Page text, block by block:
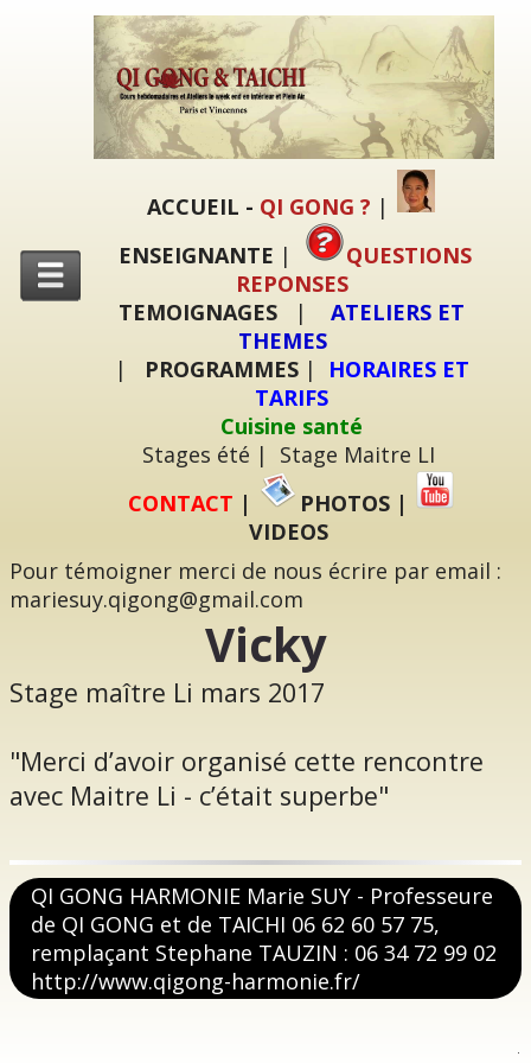
ACCUEIL - QI GONG ? |
ENSEIGNANTE |
QUESTIONS
REPONSES
TEMOIGNAGES |
ATELIERS ET
THEMES
|
PROGRAMMES|
HORAIRES ET
TARIFS
Cuisine santé
Stages été | Stage Maitre LI
CONTACT | PHOTOS|
VIDEOS
Pour témoigner merci de nous écrire par email :
mariesuy.qigong@gmail.com
Vicky
Stage maître Li mars 2017
"Merci d’avoir organisé cette rencontre
avec Maitre Li - c’était superbe"
QI GONG HARMONIE Marie SUY - Professeure
de QI GONG et de TAICHI 06 62 60 57 75,
remplaçant Stephane TAUZIN : 06 34 72 99 02
http://www.qigong-harmonie.fr/